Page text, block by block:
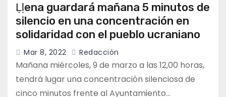
Ḷḷena guardará mañana 5 minutos de
silencio en una concentración en
solidaridad con el pueblo ucraniano
Mar 8, 2022 Redacción
Mañana miércoles, 9 de marzo a las 12,00 horas,
tendrá lugar una concentración silenciosa de
cinco minutos frente al Ayuntamiento…